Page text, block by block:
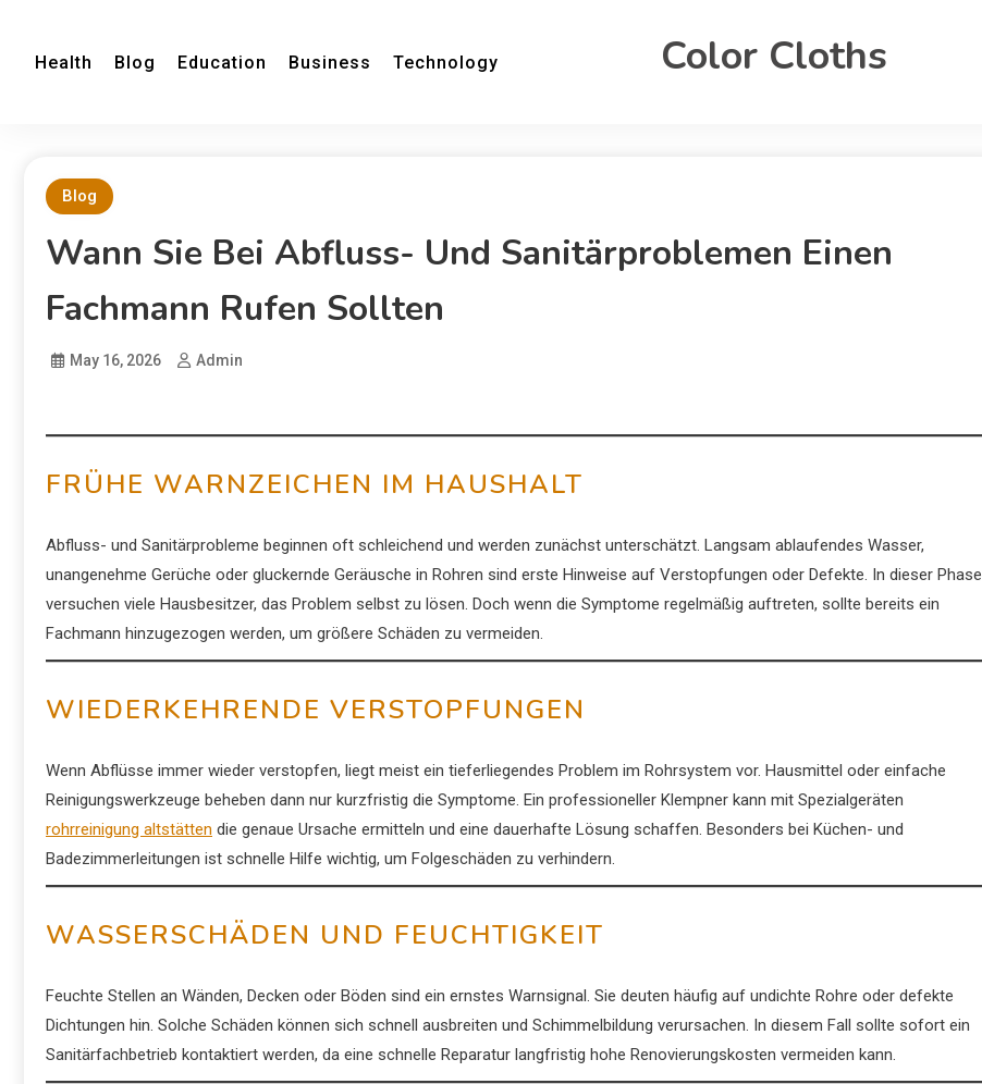
Health Blog Education Business Technology Color Cloths
Blog
Wann Sie Bei Abfluss- Und Sanitärproblemen Einen
Fachmann Rufen Sollten
May 16, 2026 Admin
FRÜHE WARNZEICHEN IM HAUSHALT
Abfluss- und Sanitärprobleme beginnen oft schleichend und werden zunächst unterschätzt. Langsam ablaufendes Wasser,
unangenehme Gerüche oder gluckernde Geräusche in Rohren sind erste Hinweise auf Verstopfungen oder Defekte. In dieser Phase
versuchen viele Hausbesitzer, das Problem selbst zu lösen. Doch wenn die Symptome regelmäßig auftreten, sollte bereits ein
Fachmann hinzugezogen werden, um größere Schäden zu vermeiden.
WIEDERKEHRENDE VERSTOPFUNGEN
Wenn Abflüsse immer wieder verstopfen, liegt meist ein tieferliegendes Problem im Rohrsystem vor. Hausmittel oder einfache
Reinigungswerkzeuge beheben dann nur kurzfristig die Symptome. Ein professioneller Klempner kann mit Spezialgeräten
rohrreinigung altstätten die genaue Ursache ermitteln und eine dauerhafte Lösung schaffen. Besonders bei Küchen- und
Badezimmerleitungen ist schnelle Hilfe wichtig, um Folgeschäden zu verhindern.
WASSERSCHÄDEN UND FEUCHTIGKEIT
Feuchte Stellen an Wänden, Decken oder Böden sind ein ernstes Warnsignal. Sie deuten häufig auf undichte Rohre oder defekte
Dichtungen hin. Solche Schäden können sich schnell ausbreiten und Schimmelbildung verursachen. In diesem Fall sollte sofort ein
Sanitärfachbetrieb kontaktiert werden, da eine schnelle Reparatur langfristig hohe Renovierungskosten vermeiden kann.